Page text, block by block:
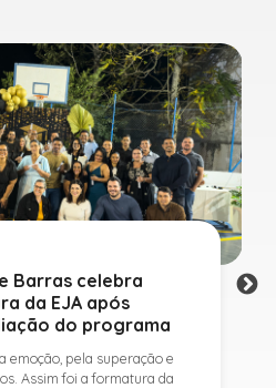
Barras celebra
da EJA após
do programa
emoção, pela superação e
Assim foi a formatura da